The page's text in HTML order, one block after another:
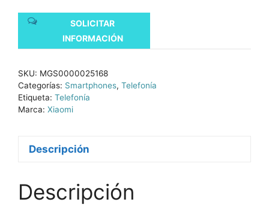
SOLICITAR
INFORMACIÓN
SKU: MGS0000025168
Categorías: Smartphones, Telefonía
Etiqueta: Telefonía
Marca: Xiaomi
Descripción
Descripción